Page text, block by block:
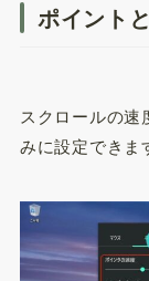
ポイント
スクロールの
みに設定できま